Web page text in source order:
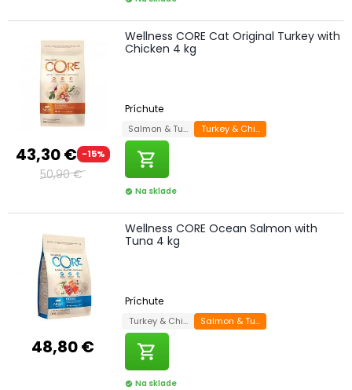
43,30 € -15%
50,90 €
Wellness CORE Cat Original Turkey with
Chicken 4 kg
Príchute
Salmon & Tuna Turkey & Chicken
shopping_cart
check_circle Na sklade
48,80 €
Wellness CORE Ocean Salmon with
Tuna 4 kg
Príchute
Turkey & ChickenSalmon & Tuna
shopping_cart
check_circle Na sklade